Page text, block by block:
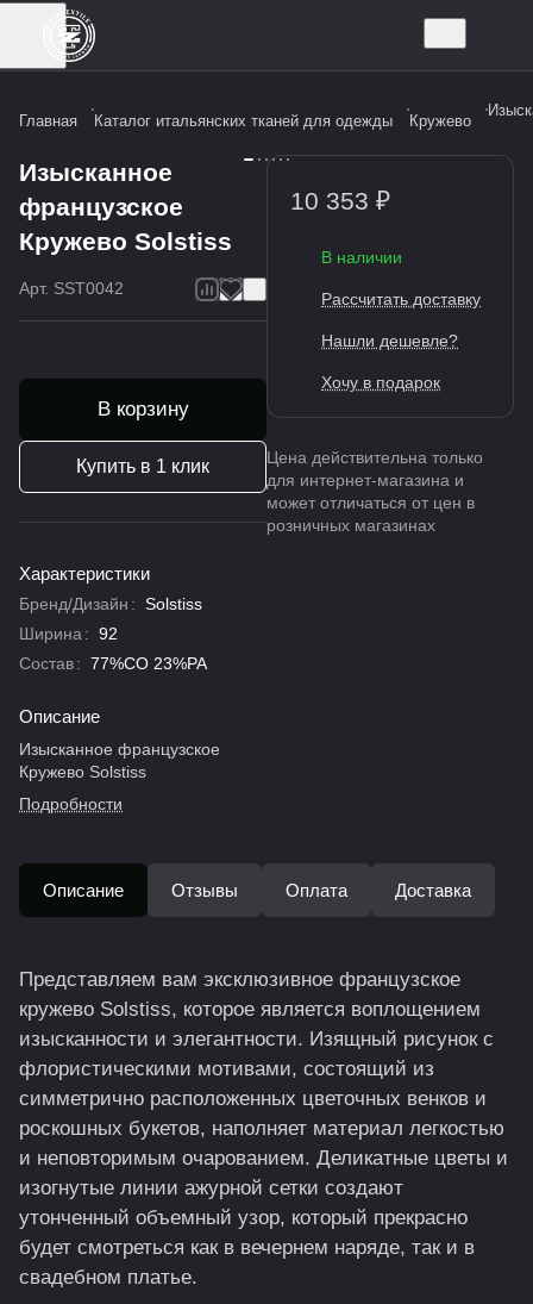
Главная Каталог итальянских тканей для одежды Кружево
Изысканное
французское
Кружево Solstiss
Арт. SST0042
В корзину
Купить в 1 клик
Характеристики
Бренд/Дизайн : Solstiss
Ширина : 92
Состав: 77%CO 23%PA
Описание
Изысканное французское
Кружево Solstiss
Подробности
10 353 ₽
В наличии
Рассчитать доставку
Нашли дешевле?
Хочу в подарок
Цена действительна только
для интернет-магазина и
может отличаться от цен в
розничных магазинах
Описание Отзывы Оплата Доставка
Представляем вам эксклюзивное французское
кружево Solstiss, которое является воплощением
изысканности и элегантности. Изящный рисунок с
флористическими мотивами, состоящий из
симметрично расположенных цветочных венков и
роскошных букетов, наполняет материал легкостью
и неповторимым очарованием. Деликатные цветы и
изогнутые линии ажурной сетки создают
утонченный объемный узор, который прекрасно
будет смотреться как в вечернем наряде, так и в
свадебном платье.